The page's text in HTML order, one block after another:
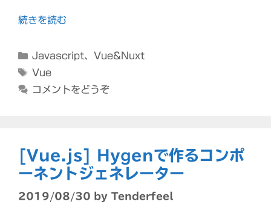
続きを読む
カ
テ
Javascript、 Vue&Nuxt
タ
グ
Vue
コメントをどうぞ
[Vue.js] Hygenで作るコンポ
ーネントジェネレーター
2019/08/30 by Tenderfeel